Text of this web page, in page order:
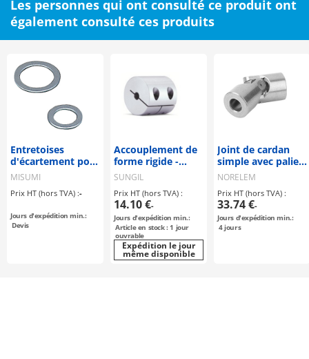
Les personnes qui ont consulté ce produit ont
également consulté ces produits
Entretoises
d'écartement pour
vis d'ajustage
MISUMI
Prix HT (hors TVA) :-
Jours d'expédition min.:
Devis
Accouplement de
forme rigide -
Type à serrage -
SUNGIL
Prix HT (hors TVA) :
14.10 €-
Jours d'expédition min.:
Article en stock : 1 jour
ouvrable
Expédition le jour
même disponible
Joint de cardan
simple avec palier
lisse DIN 808
(23403)
NORELEM
Prix HT (hors TVA) :
33.74 €-
Jours d'expédition min.:
4jours